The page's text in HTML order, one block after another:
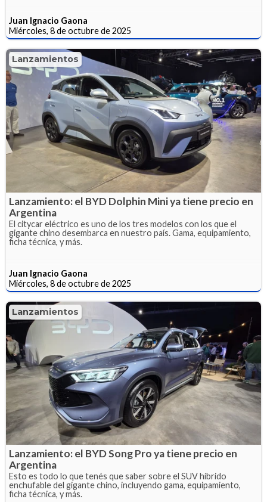
Juan Ignacio Gaona
Miércoles, 8 de octubre de 2025
Lanzamientos
Lanzamiento: el BYD Dolphin Mini ya tiene precio en
Argentina
El citycar eléctrico es uno de los tres modelos con los que el
gigante chino desembarca en nuestro país. Gama, equipamiento,
ficha técnica, y más.
Juan Ignacio Gaona
Miércoles, 8 de octubre de 2025
Lanzamientos
Lanzamiento: el BYD Song Pro ya tiene precio en
Argentina
Esto es todo lo que tenés que saber sobre el SUV híbrido
enchufable del gigante chino, incluyendo gama, equipamiento,
ficha técnica, y más.